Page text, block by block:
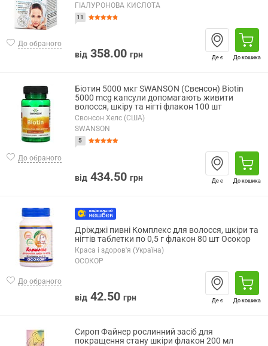
До обраного
ГІАЛУРОНОВА КИСЛОТА
11
від 358.00 грн Де є До кошика
До обраного
Біотин 5000 мкг SWANSON (Свенсон) Biotin
5000 mcg капсули допомагають живити
волосся, шкіру та нігті флакон 100 шт
Свонсон Хелс (США)
SWANSON
5
від 434.50 грн Де є До кошика
До обраного
Дріжджі пивні Комплекс для волосся, шкіри та
нігтів таблетки по 0,5 г флакон 80 шт Осокор
Краса і здоров'я (Україна)
ОСОКОР
від 42.50 грн Де є До кошика
Сироп Файнер рослинний засіб для
покращення стану шкіри флакон 200 мл